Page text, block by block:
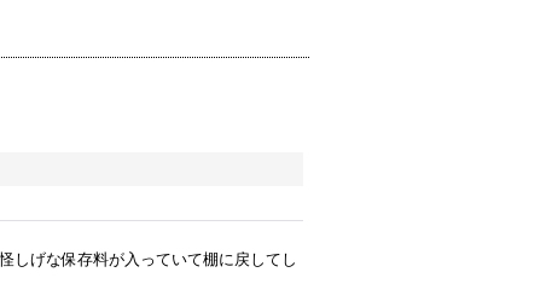
しげな保存料が入っていて棚に戻してし